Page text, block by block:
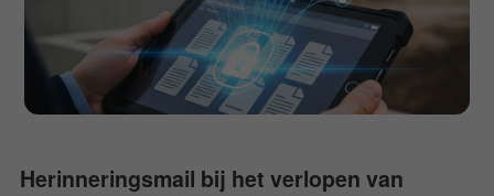
Herinneringsmail bij het verlopen van